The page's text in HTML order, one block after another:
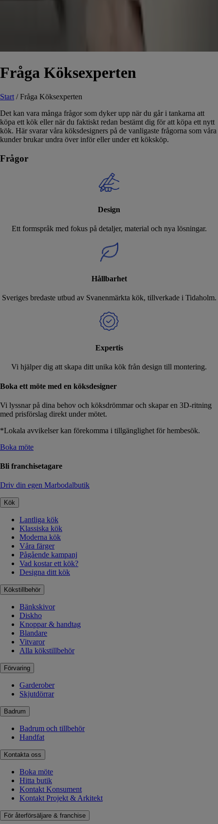
Fråga Köksexperten
Start / Fråga Köksexperten
Det kan vara många frågor som dyker upp när du går i tankarna att
köpa ett kök eller när du faktiskt redan bestämt dig för att köpa ett nytt
kök. Här svarar våra köksdesigners på de vanligaste frågorna som våra
kunder brukar undra över inför eller under ett köksköp.
Frågor
Design
Ett formspråk med fokus på detaljer, material och nya lösningar.
Hållbarhet
Sveriges bredaste utbud av Svanenmärkta kök, tillverkade i Tidaholm.
Expertis
Vi hjälper dig att skapa ditt unika kök från design till montering.
Boka ett möte med en köksdesigner
Vi lyssnar på dina behov och köksdrömmar och skapar en 3D-ritning
med prisförslag direkt under mötet.
*Lokala avvikelser kan förekomma i tillgänglighet för hembesök.
Boka möte
Bli franchisetagare
Driv din egen Marbodalbutik
Kök
Lantliga kök
Klassiska kök
Moderna kök
Våra färger
Pågående kampanj
Vad kostar ett kök?
Designa ditt kök
Kökstillbehör
Bänkskivor
Diskho
Knoppar & handtag
Blandare
Vitvaror
Alla kökstillbehör
Förvaring
Garderober
Skjutdörrar
Badrum
Badrum och tillbehör
Handfat
Kontakta oss
Boka möte
Hitta butik
Kontakt Konsument
Kontakt Projekt & Arkitekt
För återförsäljare & franchise